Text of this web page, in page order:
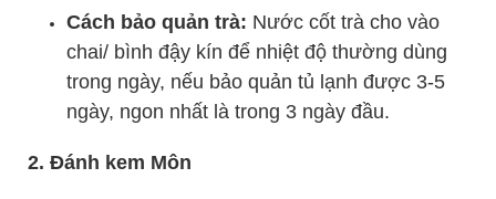
Cách bảo quản trà: Nước cốt trà cho vào
chai/ bình đậy kín để nhiệt độ thường dùng
trong ngày, nếu bảo quản tủ lạnh được 3-5
ngày, ngon nhất là trong 3 ngày đầu.
2. Đánh kem Môn